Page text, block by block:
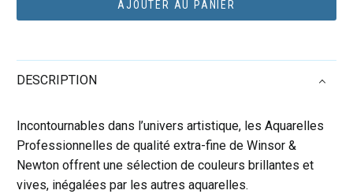
5mL
fine
Winsor
Newton
Pro
-
Indigo
AJOUTER AU PANIER
DESCRIPTION
Incontournables dans l’univers artistique, les Aquarelles
Professionnelles de qualité extra-fine de Winsor &
Newton offrent une sélection de couleurs brillantes et
vives, inégalées par les autres aquarelles.